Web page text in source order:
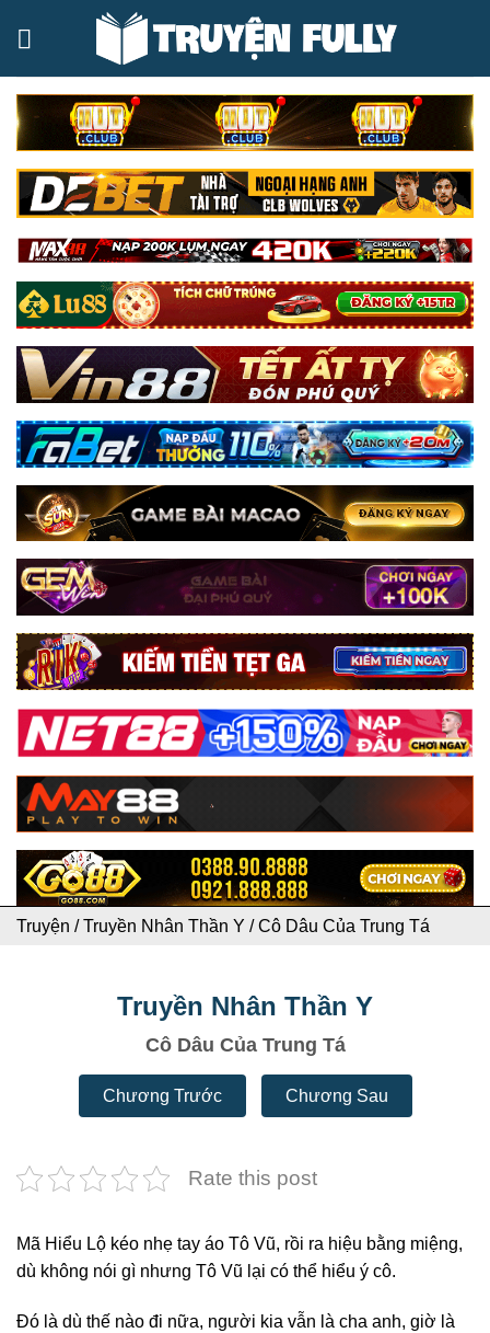
Truyện /Truyền Nhân Thần Y /Cô Dâu Của Trung Tá
Truyền Nhân Thần Y
Cô Dâu Của Trung Tá
Chương Trước Chương Sau
Rate this post
Mã Hiểu Lộ kéo nhẹ tay áo Tô Vũ, rồi ra hiệu bằng miệng,
dù không nói gì nhưng Tô Vũ lại có thể hiểu ý cô.
Đó là dù thế nào đi nữa, người kia vẫn là cha anh, giờ là